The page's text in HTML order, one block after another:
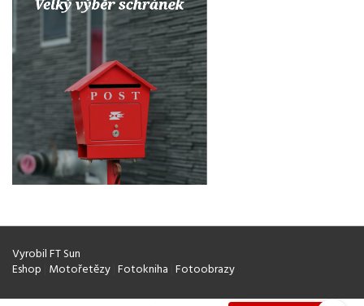
Vyrobil FT Sun
Eshop Motořetězy Fotokniha Fotoobrazy